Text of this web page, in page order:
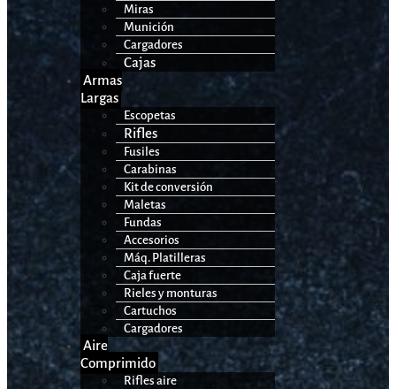
Miras
Munición
Cargadores
Cajas
Armas
Largas
Escopetas
Rifles
Fusiles
Carabinas
Kit de conversión
Maletas
Fundas
Accesorios
Máq. Platilleras
Caja fuerte
Rieles y monturas
Cartuchos
Cargadores
Aire
Comprimido
Rifles aire